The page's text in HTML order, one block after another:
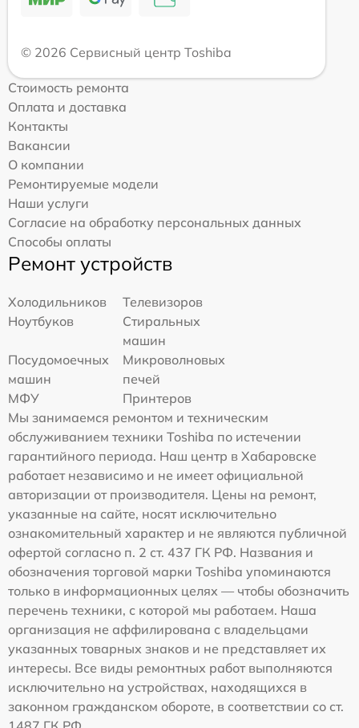
© 2026 Сервисный центр Toshiba
Стоимость ремонта
Оплата и доставка
Контакты
Вакансии
О компании
Ремонтируемые модели
Наши услуги
Согласие на обработку персональных данных
Способы оплаты
Ремонт устройств
Холодильников
Телевизоров
Ноутбуков
Стиральных
машин
Посудомоечных
машин
Микроволновых
печей
МФУ
Принтеров
Мы занимаемся ремонтом и техническим
обслуживанием техники Toshiba по истечении
гарантийного периода. Наш центр в Хабаровске
работает независимо и не имеет официальной
авторизации от производителя. Цены на ремонт,
указанные на сайте, носят исключительно
ознакомительный характер и не являются публичной
офертой согласно п. 2 ст. 437 ГК РФ. Названия и
обозначения торговой марки Toshiba упоминаются
только в информационных целях — чтобы обозначить
перечень техники, с которой мы работаем. Наша
организация не аффилирована с владельцами
указанных товарных знаков и не представляет их
интересы. Все виды ремонтных работ выполняются
исключительно на устройствах, находящихся в
законном гражданском обороте, в соответствии со ст.